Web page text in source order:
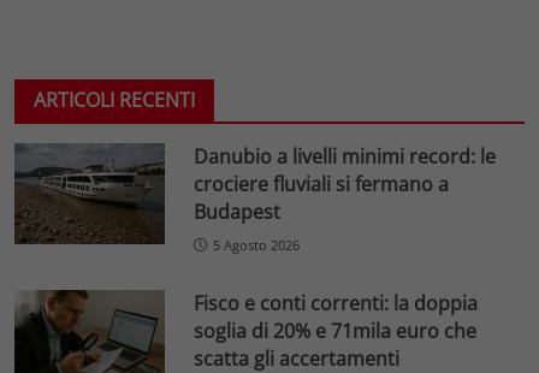
ARTICOLI RECENTI
Danubio a livelli minimi record: le
crociere fluviali si fermano a
Budapest
5 Agosto 2026
Fisco e conti correnti: la doppia
soglia di 20% e 71mila euro che
scatta gli accertamenti